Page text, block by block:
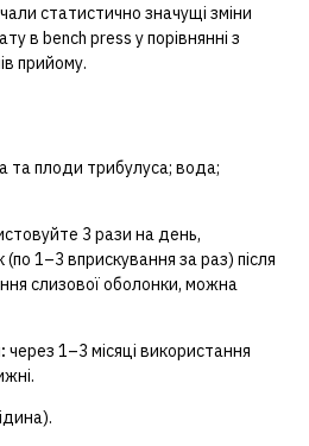
статистично значущі зміни
в bench press у порівнянні з
прийому.
та плоди трибулуса; вода;
3 рази на день,
(по 1–3 вприскування за раз) після
слизової оболонки, можна
через 1–3 місяці використання